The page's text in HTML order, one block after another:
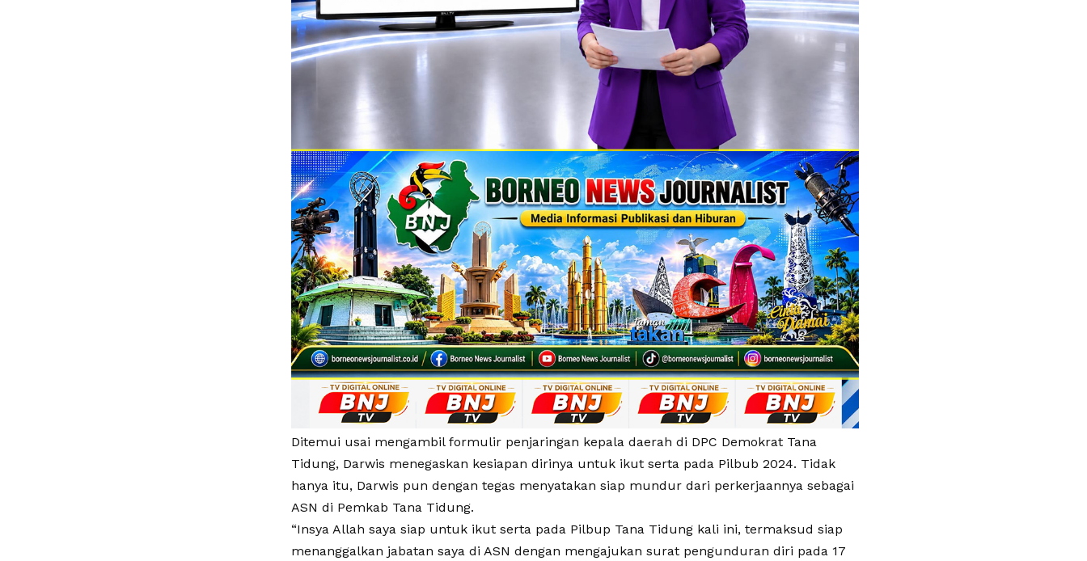
Ditemui usai mengambil formulir penjaringan kepala daerah di DPC Demokrat Tana
Tidung, Darwis menegaskan kesiapan dirinya untuk ikut serta pada Pilbub 2024. Tidak
hanya itu, Darwis pun dengan tegas menyatakan siap mundur dari perkerjaannya sebagai
ASN di Pemkab Tana Tidung.
“Insya Allah saya siap untuk ikut serta pada Pilbup Tana Tidung kali ini, termaksud siap
menanggalkan jabatan saya di ASN dengan mengajukan surat pengunduran diri pada 17